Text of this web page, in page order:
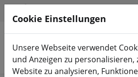
Produkte suchen
Cookie Einstellungen
Unsere Webseite verwendet
und Anzeigen zu
Website zu analysieren,